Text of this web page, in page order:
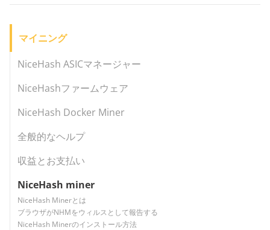
マイニング
NiceHash ASICマネージャー
NiceHashファームウェア
NiceHash Docker Miner
全般的なヘルプ
収益とお支払い
NiceHash miner
NiceHash Minerとは
ブラウザがNHMをウィルスとして報告する
NiceHash Minerのインストール方法